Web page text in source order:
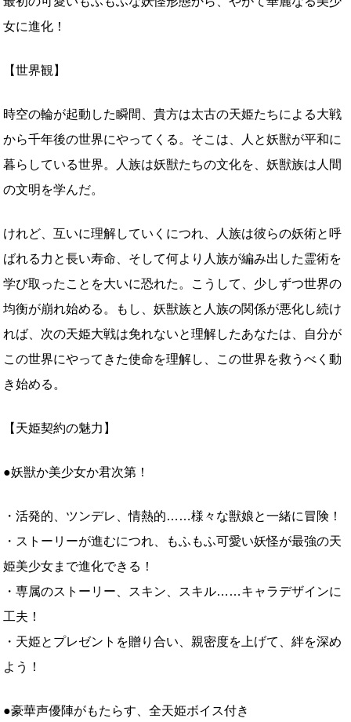
女に進化！
【世界観】
時空の輪が起動した瞬間、貴方は太古の天姫たちによる大戦
から千年後の世界にやってくる。そこは、人と妖獣が平和に
暮らしている世界。人族は妖獣たちの文化を、妖獣族は人間
の文明を学んだ。
けれど、互いに理解していくにつれ、人族は彼らの妖術と呼
ばれる力と長い寿命、そして何より人族が編み出した霊術を
学び取ったことを大いに恐れた。こうして、少しずつ世界の
均衡が崩れ始める。もし、妖獣族と人族の関係が悪化し続け
れば、次の天姫大戦は免れないと理解したあなたは、自分が
この世界にやってきた使命を理解し、この世界を救うべく動
き始める。
【天姫契約の魅力】
●妖獣か美少女か君次第！
・活発的、ツンデレ、情熱的……様々な獣娘と一緒に冒険！
・ストーリーが進むにつれ、もふもふ可愛い妖怪が最強の天
姫美少女まで進化できる！
・専属のストーリー、スキン、スキル……キャラデザインに
工夫！
・天姫とプレゼントを贈り合い、親密度を上げて、絆を深め
よう！
●豪華声優陣がもたらす、全天姫ボイス付き